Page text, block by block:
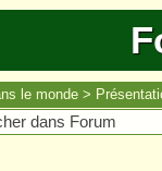
le monde